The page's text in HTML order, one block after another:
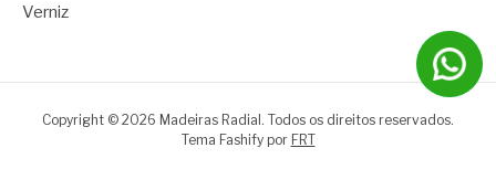
Verniz
Copyright © 2026 Madeiras Radial. Todos os direitos reservados.
Tema Fashify por FRT